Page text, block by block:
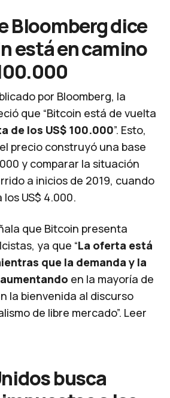
Bloomberg dice
está en camino
por Bloomberg, la
que “Bitcoin está de vuelta
de los US$ 100.000”. Esto,
precio construyó una base
y comparar la situación
a inicios de 2019, cuando
US$ 4.000.
que Bitcoin presenta
ya que “La oferta está
que la demanda y la
en la mayoría de
la bienvenida al discurso
de libre mercado”. Leer
busca